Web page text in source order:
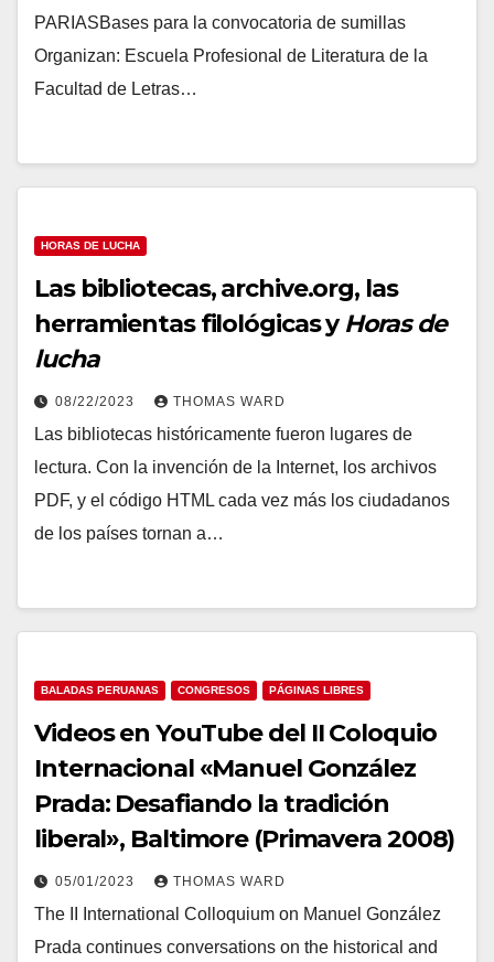
PARIASBases para la convocatoria de sumillas
Organizan: Escuela Profesional de Literatura de la
Facultad de Letras…
HORAS DE LUCHA
Las bibliotecas, archive.org, las
herramientas filológicas yHoras de
lucha
08/22/2023 THOMAS WARD
Las bibliotecas históricamente fueron lugares de
lectura. Con la invención de la Internet, los archivos
PDF, y el código HTML cada vez más los ciudadanos
de los países tornan a…
BALADAS PERUANAS CONGRESOS PÁGINAS LIBRES
Videos en YouTube del II Coloquio
Internacional «Manuel González
Prada: Desafiando la tradición
liberal», Baltimore (Primavera 2008)
05/01/2023 THOMAS WARD
The II International Colloquium on Manuel González
Prada continues conversations on the historical and